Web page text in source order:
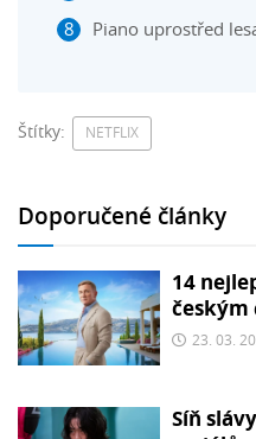
Piano uprostřed
Štítky: NETFLIX
Doporučené články
14
českým
23. 03.
Síň